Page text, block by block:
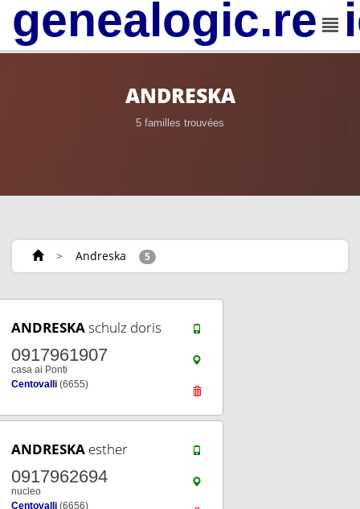
ANDRESKA
5 familles trouvées
> Andreska 5
ANDRESKAschulz doris
0917961907
casa ai Ponti
Centovalli (6655)
ANDRESKA esther
0917962694
nucleo
Centovalli (6656)